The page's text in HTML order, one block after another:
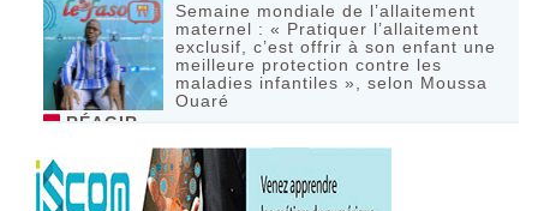
Semaine mondiale de l’allaitement
maternel : « Pratiquer l’allaitement
exclusif, c’est offrir à son enfant une
meilleure protection contre les
maladies infantiles », selon Moussa
Ouaré
RÉAGIR